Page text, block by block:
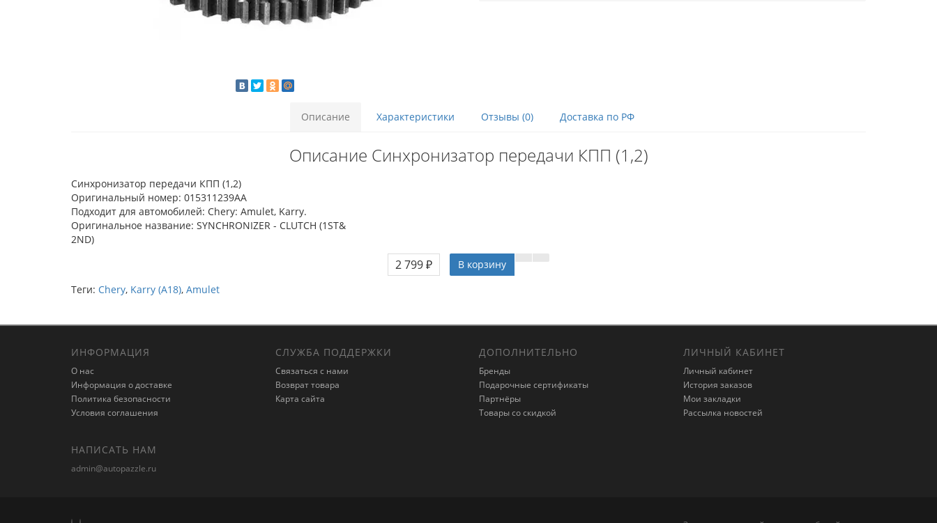
Описание Характеристики Отзывы (0) Доставка по РФ
Описание Синхронизатор передачи КПП (1,2)
Синхронизатор передачи КПП (1,2)
Оригинальный номер: 015311239AA
Подходит для автомобилей: Chery: Amulet, Karry.
Оригинальное название: SYNCHRONIZER - CLUTCH (1ST&
2ND)
2 799 ₽
В корзину
Теги: Chery, Karry (A18), Amulet
ИНФОРМАЦИЯ
О нас
Информация о доставке
Политика безопасности
Условия соглашения
СЛУЖБА ПОДДЕРЖКИ
Связаться с нами
Возврат товара
Карта сайта
ДОПОЛНИТЕЛЬНО
Бренды
Подарочные сертификаты
Партнёры
Товары со скидкой
ЛИЧНЫЙ КАБИНЕТ
Личный кабинет
История заказов
Мои закладки
Рассылка новостей
НАПИСАТЬ НАМ
admin@autopazzle.ru